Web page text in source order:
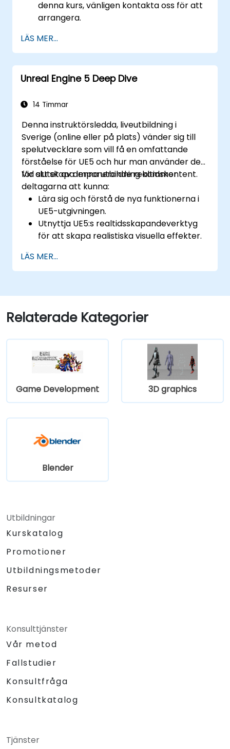
denna kurs, vänligen kontakta oss för att
arrangera.
LÄS MER...
Unreal Engine 5 Deep Dive
14 Timmar
Denna instruktörsledda, liveutbildning i
Sverige (online eller på plats) vänder sig till
spelutvecklare som vill få en omfattande
förståelse för UE5 och hur man använder det
för att skapa imponerande realtidskontent.
Vid slutet av denna utbildning kommer
deltagarna att kunna:
Lära sig och förstå de nya funktionerna i
UE5-utgivningen.
Utnyttja UE5:s realtidsskapandeverktyg
för att skapa realistiska visuella effekter.
spel.
Lära sig och bemästra
Skapa cutscene-animationer.
LÄS MER...
Relaterade Kategorier
Game Development 3D graphics
Blender
Utbildningar
Kurskatalog
Promotioner
Utbildningsmetoder
Resurser
Konsulttjänster
Vår metod
Fallstudier
Konsultfråga
Konsultkatalog
Tjänster